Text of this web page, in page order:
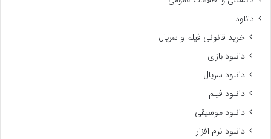
دانلود
خرید قانونی فیلم و سریال
دانلود بازی
دانلود سریال
دانلود فیلم
دانلود موسیقی
دانلود نرم افزار